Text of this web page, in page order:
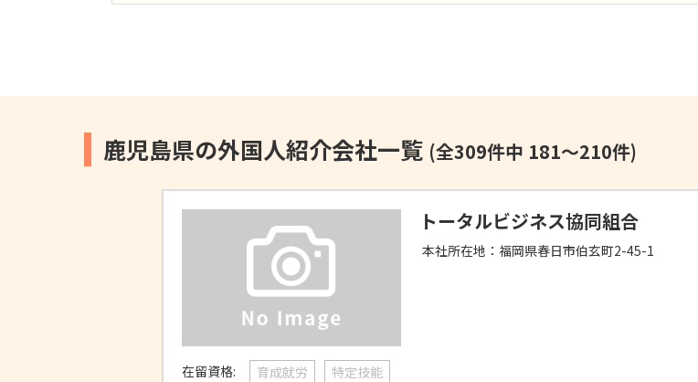
鹿児島県の外国人紹介会社一覧 (全309件中 181～210件)
トータルビジネス協同組合
本社所在地： 福岡県春日市伯玄町2-45-1
在留資格: 育成就労
特定技能